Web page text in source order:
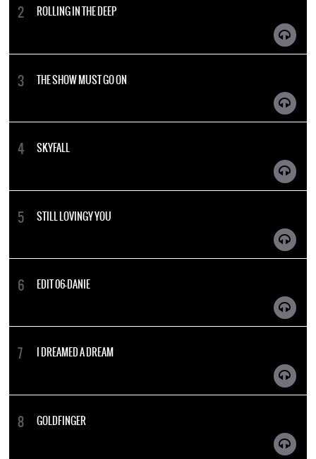
ROLLING IN THE DEEP
THE SHOW MUST GO ON
SKYFALL
STILL LOVINGY YOU
EDIT 06-DANIE
I DREAMED A DREAM
GOLDFINGER